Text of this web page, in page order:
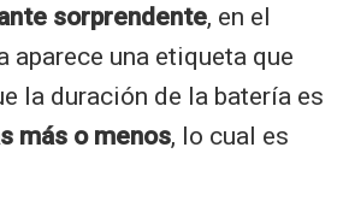
sorprendente, en el
aparece una etiqueta que
la duración de la batería es
más o menos, lo cual es